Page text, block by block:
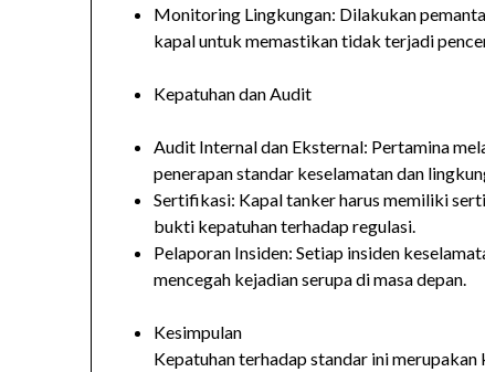
Monitoring Lingkungan: Dilakukan
kapal untuk memastikan tidak terjadi
Kepatuhan dan Audit
Audit Internal dan Eksternal: Pertamina
penerapan standar keselamatan dan
Sertifikasi: Kapal tanker harus memiliki
bukti kepatuhan terhadap regulasi.
Pelaporan Insiden: Setiap insiden
mencegah kejadian serupa di masa depan.
Kesimpulan
Kepatuhan terhadap standar ini